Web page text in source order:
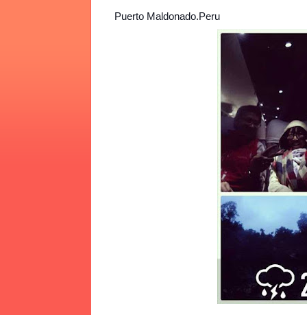
Puerto Maldonado.Peru